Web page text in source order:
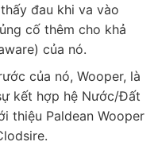
đau khi va vào
cố thêm cho khả
của nó.
của nó, Wooper, là
kết hợp hệ Nước/Đất
thiệu Paldean Wooper